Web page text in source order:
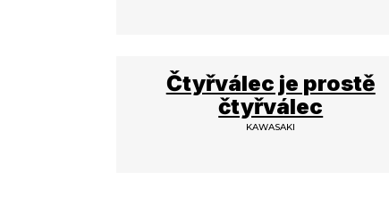
Čtyřválec je prostě
čtyřválec
KAWASAKI